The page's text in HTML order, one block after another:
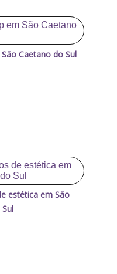
Caetano do Sul
estética em São